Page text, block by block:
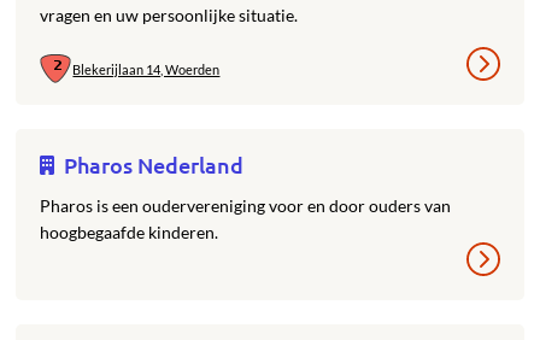
vragen en uw persoonlijke situatie.
Blekerijlaan 14, Woerden
Pharos Nederland
Pharos is een oudervereniging voor en door ouders van
hoogbegaafde kinderen.